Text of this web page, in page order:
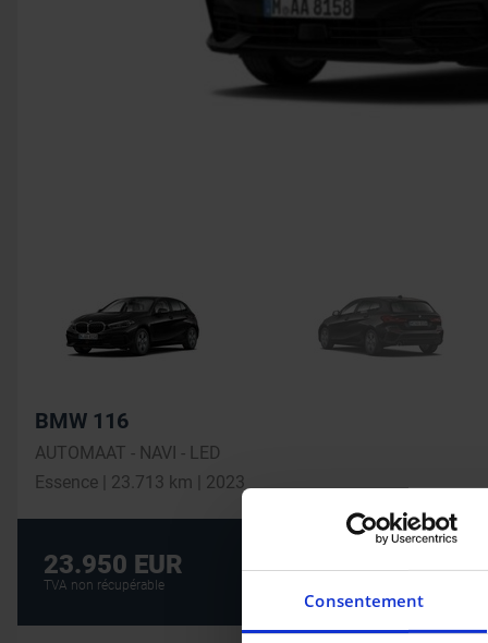
Consentement
BMW 116
AUTOMAAT - NAVI - LED
Essence | 23.713 km | 2023
23.950 EUR
TVA non récupérable